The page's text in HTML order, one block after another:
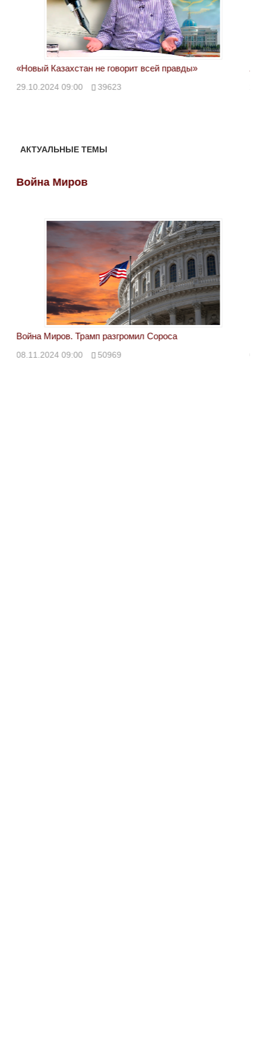
«Новый Казахстан не говорит всей правды»
29.10.2024 09:00 39623
АКТУАЛЬНЫЕ ТЕМЫ
Война Миров
Война Миров. Трамп разгромил Сороса
08.11.2024 09:00 50969